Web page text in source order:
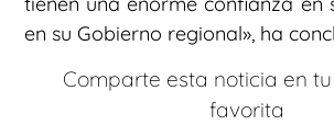
en su Gobierno regional», ha
Comparte esta noticia en
favorita